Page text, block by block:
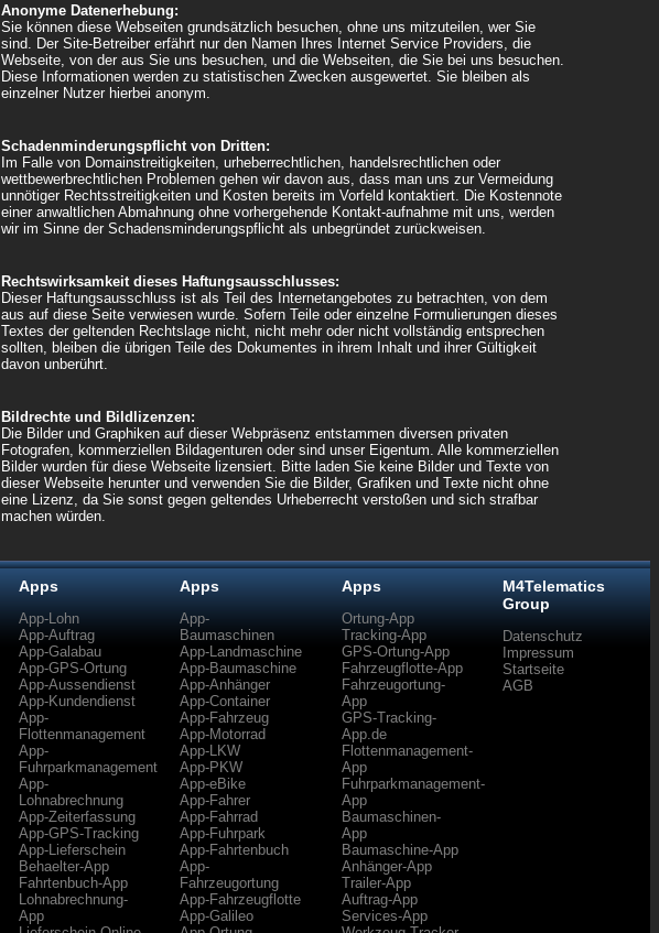
Anonyme Datenerhebung:
Sie können diese Webseiten grundsätzlich besuchen, ohne uns mitzuteilen, wer Sie
sind. Der Site-Betreiber erfährt nur den Namen Ihres Internet Service Providers, die
Webseite, von der aus Sie uns besuchen, und die Webseiten, die Sie bei uns besuchen.
Diese Informationen werden zu statistischen Zwecken ausgewertet. Sie bleiben als
einzelner Nutzer hierbei anonym.
Schadenminderungspflicht von Dritten:
Im Falle von Domainstreitigkeiten, urheberrechtlichen, handelsrechtlichen oder
wettbewerbrechtlichen Problemen gehen wir davon aus, dass man uns zur Vermeidung
unnötiger Rechtsstreitigkeiten und Kosten bereits im Vorfeld kontaktiert. Die Kostennote
einer anwaltlichen Abmahnung ohne vorhergehende Kontakt-aufnahme mit uns, werden
wir im Sinne der Schadensminderungspflicht als unbegründet zurückweisen.
Rechtswirksamkeit dieses Haftungsausschlusses:
Dieser Haftungsausschluss ist als Teil des Internetangebotes zu betrachten, von dem
aus auf diese Seite verwiesen wurde. Sofern Teile oder einzelne Formulierungen dieses
Textes der geltenden Rechtslage nicht, nicht mehr oder nicht vollständig entsprechen
sollten, bleiben die übrigen Teile des Dokumentes in ihrem Inhalt und ihrer Gültigkeit
davon unberührt.
Bildrechte und Bildlizenzen:
Die Bilder und Graphiken auf dieser Webpräsenz entstammen diversen privaten
Fotografen, kommerziellen Bildagenturen oder sind unser Eigentum. Alle kommerziellen
Bilder wurden für diese Webseite lizensiert. Bitte laden Sie keine Bilder und Texte von
dieser Webseite herunter und verwenden Sie die Bilder, Grafiken und Texte nicht ohne
eine Lizenz, da Sie sonst gegen geltendes Urheberrecht verstoßen und sich strafbar
machen würden.
Apps
App-Lohn
App-Auftrag
App-Galabau
App-GPS-Ortung
App-Aussendienst
App-Kundendienst
App-
Flottenmanagement
App-
Fuhrparkmanagement
App-
Lohnabrechnung
App-Zeiterfassung
App-GPS-Tracking
App-Lieferschein
Behaelter-App
Fahrtenbuch-App
Lohnabrechnung-
App
Apps
App-
Baumaschinen
App-Landmaschine
App-Baumaschine
App-Anhänger
App-Container
App-Fahrzeug
App-Motorrad
App-LKW
App-PKW
App-eBike
App-Fahrer
App-Fahrrad
App-Fuhrpark
App-Fahrtenbuch
App-
Fahrzeugortung
App-Fahrzeugflotte
App-Galileo
Apps
Ortung-App
Tracking-App
GPS-Ortung-App
Fahrzeugflotte-App
Fahrzeugortung-
App
GPS-Tracking-
App.de
Flottenmanagement-
App
Fuhrparkmanagement-
App
Baumaschinen-
App
Baumaschine-App
Anhänger-App
Trailer-App
Auftrag-App
Services-App
M4Telematics
Group
Datenschutz
Impressum
Startseite
AGB